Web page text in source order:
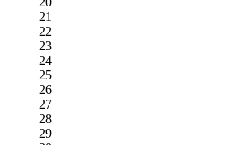
21
22
23
24
25
26
27
28
29